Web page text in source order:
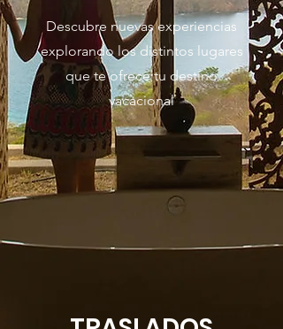
Descubre nuevas experiencias
explorando los distintos lugares
que te ofrece tu destino
vacacional